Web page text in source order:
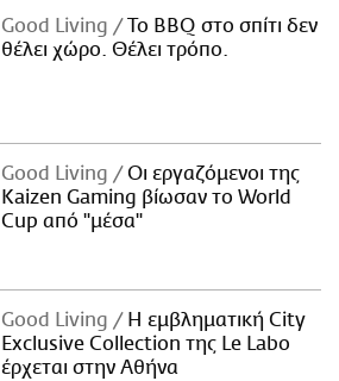
Good Living
Το BBQ στο σπίτι δεν
θέλει χώρο. Θέλει τρόπο.
Good Living
Οι εργαζόμενοι της
Kaizen Gaming βίωσαν το World
Cup από "μέσα"
Good Living
Η εμβληματική City
Exclusive Collection της Le Labo
έρχεται στην Αθήνα